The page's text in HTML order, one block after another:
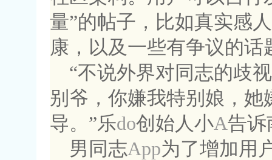
量”的帖子，比如真实感
康，以及一些有争议的
“不说外界对同志的歧
别爷，你嫌我特别娘，
导。”乐do创始人小A告诉
男同志App为了增加用